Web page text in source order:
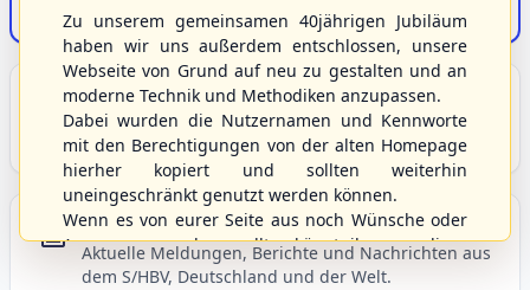
Der Onlineshop des S/HBV
Unser Sport
Grundlagen und Hintergründe zu Baseball, Softball
und Baseball5.
Berichte und Neuigkeiten
Aktuelle Meldungen, Berichte und Nachrichten aus
dem S/HBV, Deutschland und der Welt.
Zu unserem gemeinsamen 40jährigen Jubiläum
haben wir uns außerdem entschlossen, unsere
Webseite von Grund auf neu zu gestalten und an
moderne Technik und Methodiken anzupassen.
Dabei wurden die Nutzernamen und Kennworte
mit den Berechtigungen von der alten Homepage
hierher kopiert und sollten weiterhin
uneingeschränkt genutzt werden können.
Wenn es von eurer Seite aus noch Wünsche oder
Anregungen geben sollte, könnt ihr uns diese
gerne an die Verbandsadresseinfo@shbvnet.de